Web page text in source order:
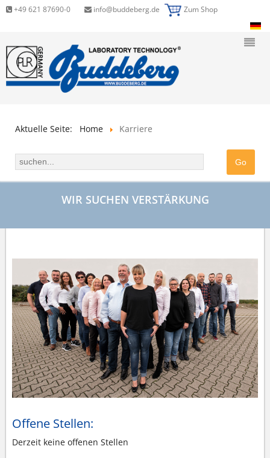
+49 621 87690-0 info@buddeberg.de Zum Shop
Aktuelle Seite: Home Karriere
WIR SUCHEN VERSTÄRKUNG
Offene Stellen:
Derzeit keine offenen Stellen